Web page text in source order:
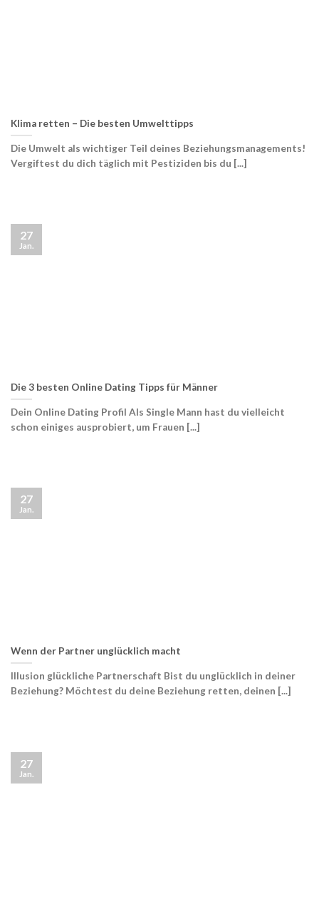
Klima retten – Die besten Umwelttipps
Die Umwelt als wichtiger Teil deines Beziehungsmanagements!
Vergiftest du dich täglich mit Pestiziden bis du [...]
Die 3 besten Online Dating Tipps für Männer
Dein Online Dating Profil Als Single Mann hast du vielleicht
schon einiges ausprobiert, um Frauen [...]
27
Jan.
Wenn der Partner unglücklich macht
Illusion glückliche Partnerschaft Bist du unglücklich in deiner
Beziehung? Möchtest du deine Beziehung retten, deinen [...]
27
Jan.
27
Jan.